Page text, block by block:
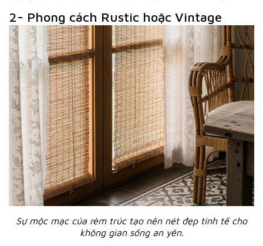
2- Phong cách Rustic hoặc Vintage
Sự mộc mạc của rèm trúc tạo nên nét đẹp tinh tế cho
không gian sống an yên.